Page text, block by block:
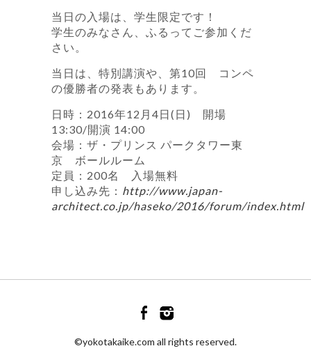
当日の入場は、学生限定です！
学生のみなさん、ふるってご参加くだ
さい。
当日は、特別講演や、第10回 コンペ
の優勝者の発表もあります。
日時：2016年12月4日(日) 開場
13:30/開演 14:00
会場：ザ・プリンス パークタワー東
京 ボールルーム
定員：200名 入場無料
申し込み先： http://www.japan-
architect.co.jp/haseko/2016/forum/index.html
©yokotakaike.com all rights reserved.